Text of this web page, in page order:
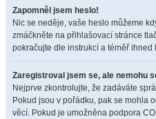
Zapomněl jsem heslo!
Nic se neděje, vaše heslo můžeme
zmáčkněte na přihlašovací stránce
pokračujte dle instrukcí a téměř ihned
Zaregistroval jsem se, ale nemohu
Nejprve zkontrolujte, že zadáváte
Pokud jsou v pořádku, pak se mohla
věcí. Pokud je umožněna podpora